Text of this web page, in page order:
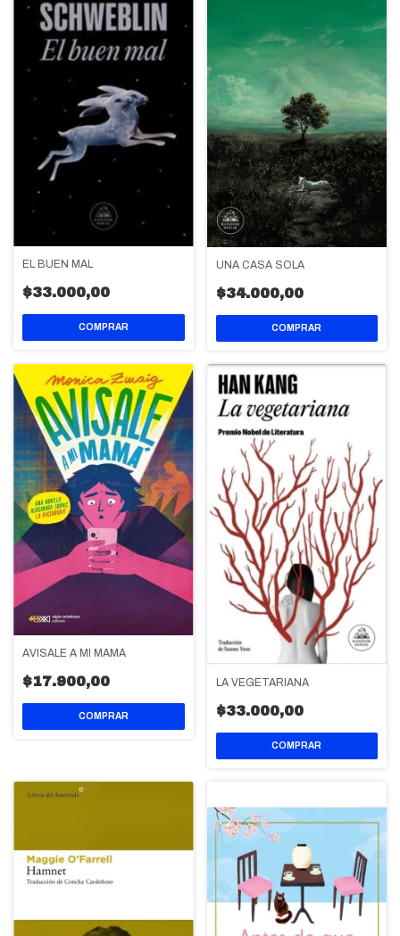
EL BUEN MAL
$33.000,00
UNA CASA SOLA
$34.000,00
AVISALE A MI MAMÁ
$17.900,00 LA VEGETARIANA
$33.000,00